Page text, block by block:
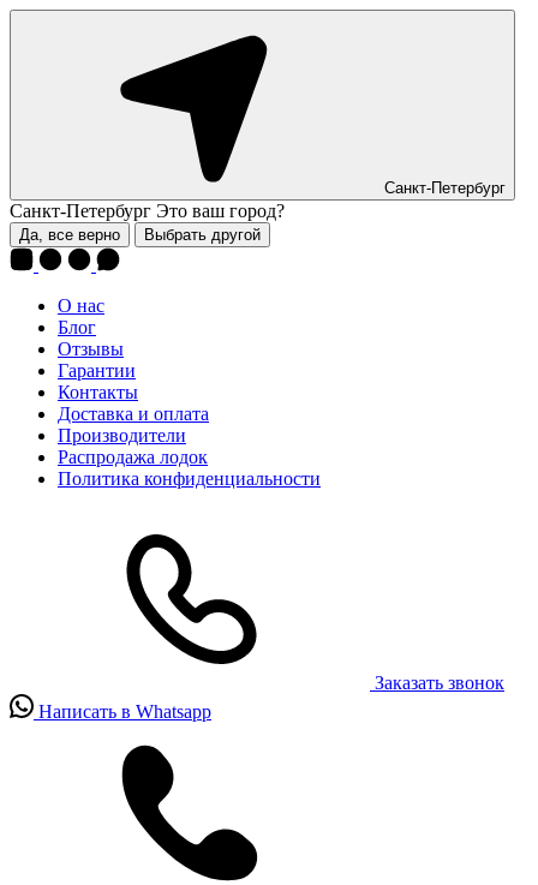
Санкт-Петербург
Санкт-Петербург Это ваш город?
Да, все верно Выбрать другой
О нас
Блог
Отзывы
Гарантии
Контакты
Доставка и оплата
Производители
Распродажа лодок
Политика конфиденциальности
Заказать звонок
Написать в Whatsapp